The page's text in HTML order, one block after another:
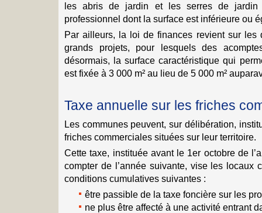
les abris de jardin et les serres de
professionnel dont la surface est inférieure ou
Par ailleurs, la loi de finances revient sur les
grands projets, pour lesquels des
désormais, la surface caractéristique qui
est fixée à 3 000 m² au lieu de 5 000 m²
Taxe annuelle sur les friches
Les communes peuvent, sur délibération,
friches commerciales situées sur leur territoire.
Cette taxe, instituée avant le 1er octobre de
compter de l’année suivante, vise les locaux
conditions cumulatives suivantes :
être passible de la taxe foncière sur les
ne plus être affecté à une activité entrant